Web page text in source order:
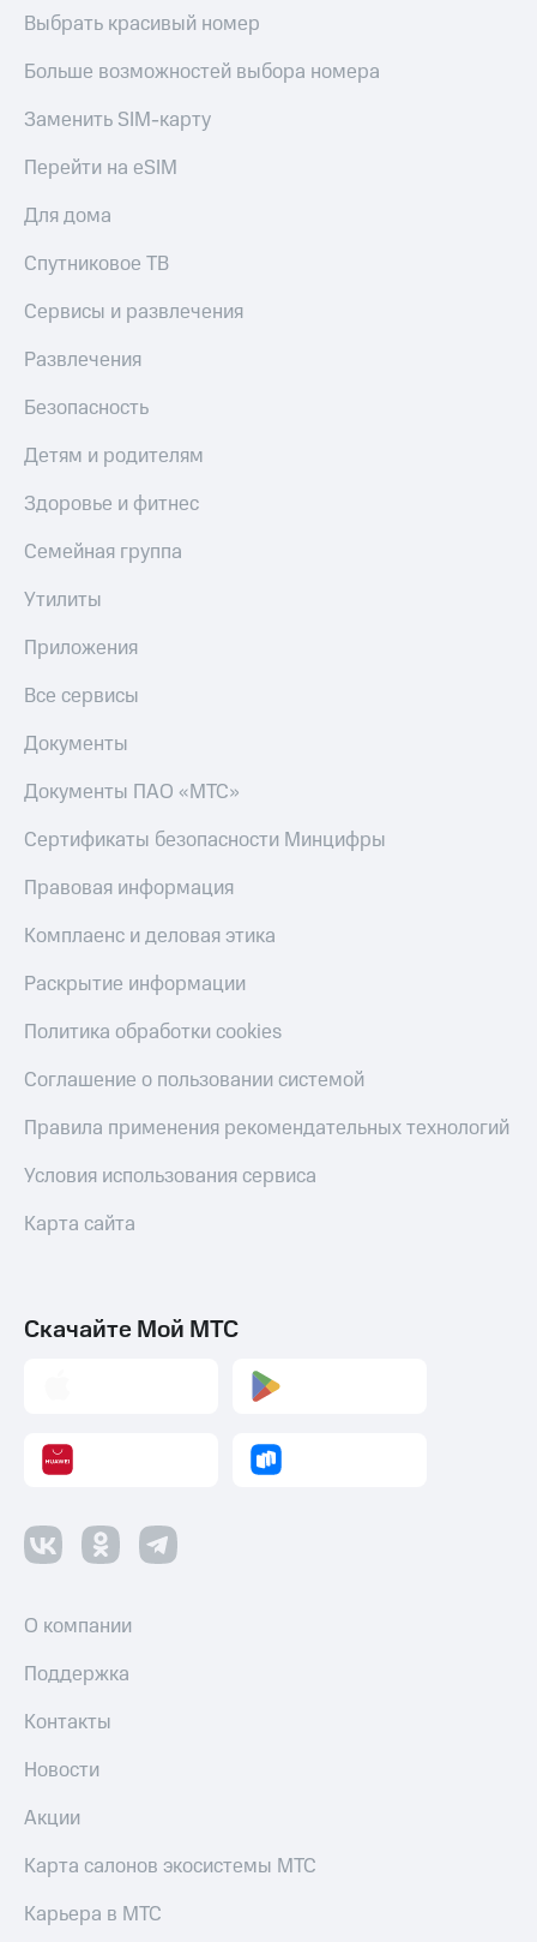
Выбрать красивый номер
Больше возможностей выбора номера
Заменить SIM-карту
Перейти на eSIM
Для дома
Спутниковое ТВ
Сервисы и развлечения
Развлечения
Безопасность
Детям и родителям
Здоровье и фитнес
Семейная группа
Утилиты
Приложения
Все сервисы
Документы
Документы ПАО «МТС»
Сертификаты безопасности Минцифры
Правовая информация
Комплаенс и деловая этика
Раскрытие информации
Политика обработки cookies
Соглашение о пользовании системой
Правила применения рекомендательных технологий
Условия использования сервиса
Карта сайта
Скачайте Мой МТС
О компании
Поддержка
Контакты
Новости
Акции
Карта салонов экосистемы МТС
Карьера в МТС